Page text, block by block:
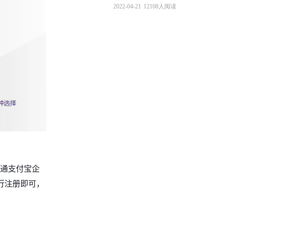
支付宝企
册即可，
2022-04-21 12108人阅读